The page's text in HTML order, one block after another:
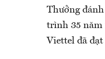
Thưởng
trình 35 năm
Viettel đã